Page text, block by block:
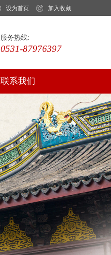
设为首页 加入收藏
服务热线:
0531-87976397
联系我们